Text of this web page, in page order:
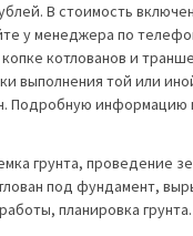
В стоимость
у менеджера по
котлованов и
выполнения той или
Подробную информацию
грунта, проведение
под фундамент,
планировка грунта.